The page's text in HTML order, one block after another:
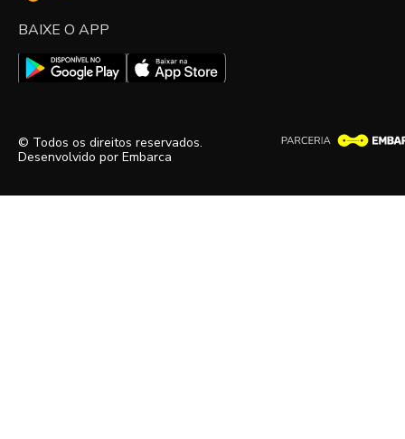
BAIXE O APP
© Todos os direitos reservados.
Desenvolvido por Embarca